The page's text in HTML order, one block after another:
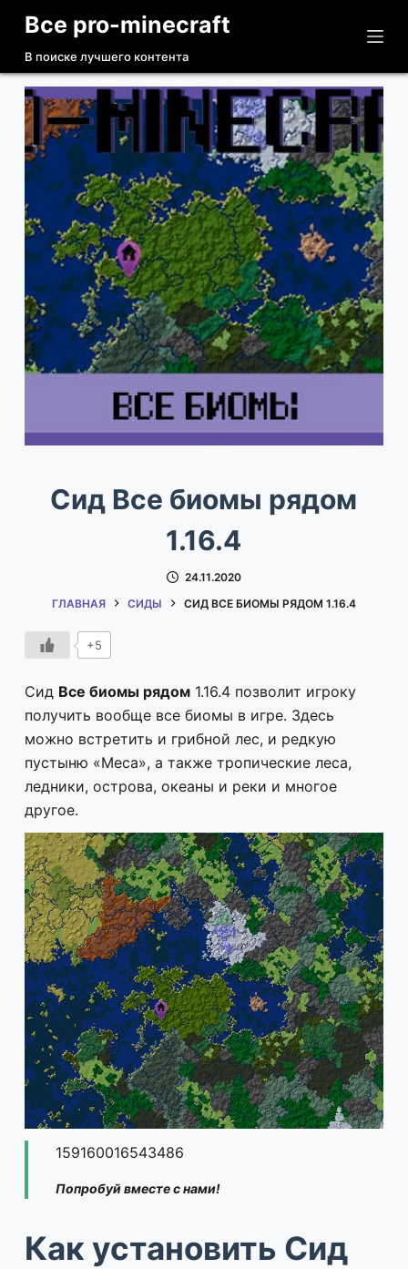
П
р
е
й
т
и
к
с
у
т
Все pro-minecraft
В поиске лучшего контента
Сид Все биомы рядом
1.16.4
24.11.2020
ГЛАВНАЯ
СИДЫ СИД ВСЕ БИОМЫ РЯДОМ 1.16.4
+5
Сид Все биомы рядом1.16.4 позволит игроку
получить вообще все биомы в игре. Здесь
можно встретить и грибной лес, и редкую
пустыню «Меса», а также тропические леса,
ледники, острова, океаны и реки и многое
другое.
159160016543486
Попробуй вместе с нами!
Как установить Сид